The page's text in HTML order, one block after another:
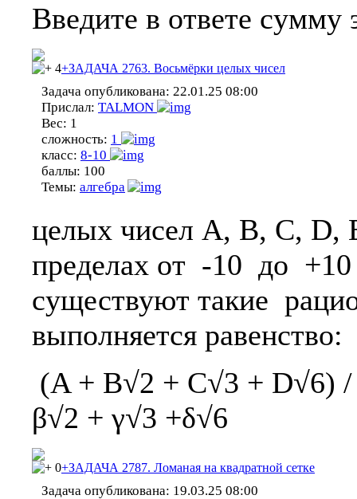
Введите в ответе
4+ЗАДАЧА 2763. Восьмёрки целых чисел
Задача опубликована: 22.01.25 08:00
Прислал: TALMON
Вес: 1
сложность: 1
класс: 8-10
баллы: 100
Темы: алгебра
целых чисел A, B, C, D,
пределах от -10 до
существуют такие
выполняется равенство:
(A + B√2 + C√3 + D√6)
β√2 + γ√3 +δ√6
0+ЗАДАЧА 2787. Ломаная на квадратной сетке
Задача опубликована: 19.03.25 08:00